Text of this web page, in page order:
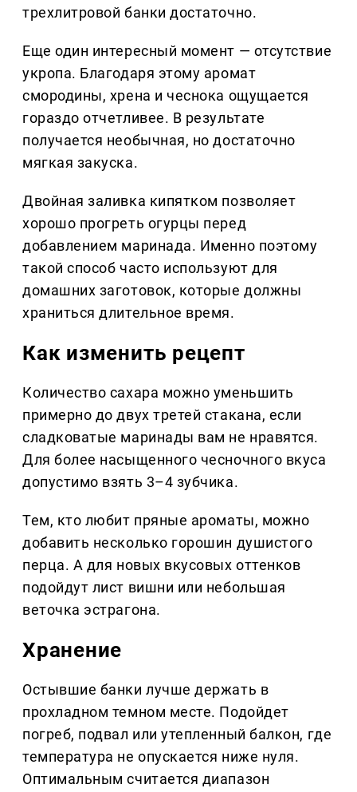
трехлитровой банки достаточно.
Еще один интересный момент — отсутствие
укропа. Благодаря этому аромат
смородины, хрена и чеснока ощущается
гораздо отчетливее. В результате
получается необычная, но достаточно
мягкая закуска.
Двойная заливка кипятком позволяет
хорошо прогреть огурцы перед
добавлением маринада. Именно поэтому
такой способ часто используют для
домашних заготовок, которые должны
храниться длительное время.
Как изменить рецепт
Количество сахара можно уменьшить
примерно до двух третей стакана, если
сладковатые маринады вам не нравятся.
Для более насыщенного чесночного вкуса
допустимо взять 3–4 зубчика.
Тем, кто любит пряные ароматы, можно
добавить несколько горошин душистого
перца. А для новых вкусовых оттенков
подойдут лист вишни или небольшая
веточка эстрагона.
Хранение
Остывшие банки лучше держать в
прохладном темном месте. Подойдет
погреб, подвал или утепленный балкон, где
температура не опускается ниже нуля.
Оптимальным считается диапазон